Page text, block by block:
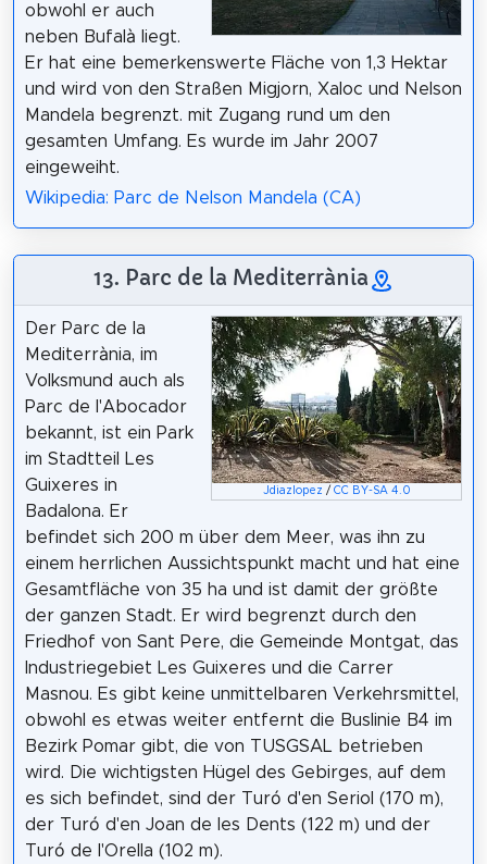
obwohl er auch
neben Bufalà liegt.
Er hat eine bemerkenswerte Fläche von 1,3 Hektar
und wird von den Straßen Migjorn, Xaloc und Nelson
Mandela begrenzt. mit Zugang rund um den
gesamten Umfang. Es wurde im Jahr 2007
eingeweiht.
Wikipedia: Parc de Nelson Mandela (CA)
13. Parc de la Mediterrània
Jdiazlopez / CC BY-SA 4.0
Der Parc de la
Mediterrània, im
Volksmund auch als
Parc de l'Abocador
bekannt, ist ein Park
im Stadtteil Les
Guixeres in
Badalona. Er
befindet sich 200 m über dem Meer, was ihn zu
einem herrlichen Aussichtspunkt macht und hat eine
Gesamtfläche von 35 ha und ist damit der größte
der ganzen Stadt. Er wird begrenzt durch den
Friedhof von Sant Pere, die Gemeinde Montgat, das
Industriegebiet Les Guixeres und die Carrer
Masnou. Es gibt keine unmittelbaren Verkehrsmittel,
obwohl es etwas weiter entfernt die Buslinie B4 im
Bezirk Pomar gibt, die von TUSGSAL betrieben
wird. Die wichtigsten Hügel des Gebirges, auf dem
es sich befindet, sind der Turó d'en Seriol (170 m),
der Turó d'en Joan de les Dents (122 m) und der
Turó de l'Orella (102 m).